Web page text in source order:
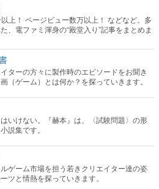
上！ ページビュー数万以上！ などなど。多
、電ファミ渾身の“殿堂入り”記事をまとめま
ターの方々に製作時のエピソードをお聞き
（ゲーム）とは何か？を探っていきます。
いけない。『赫本』は、〈試験問題〉の形
説集です。
ゲーム市場を担う若きクリエイター達の姿
ツと情熱を探っていきます。